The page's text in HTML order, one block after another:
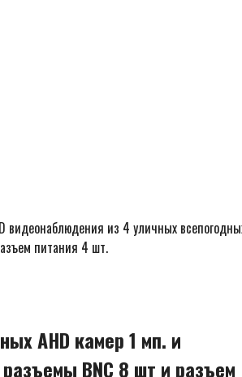
видеонаблюдения из 4 уличных
питания 4 шт.
AHD камер 1 мп. и
BNC 8 шт и разъем